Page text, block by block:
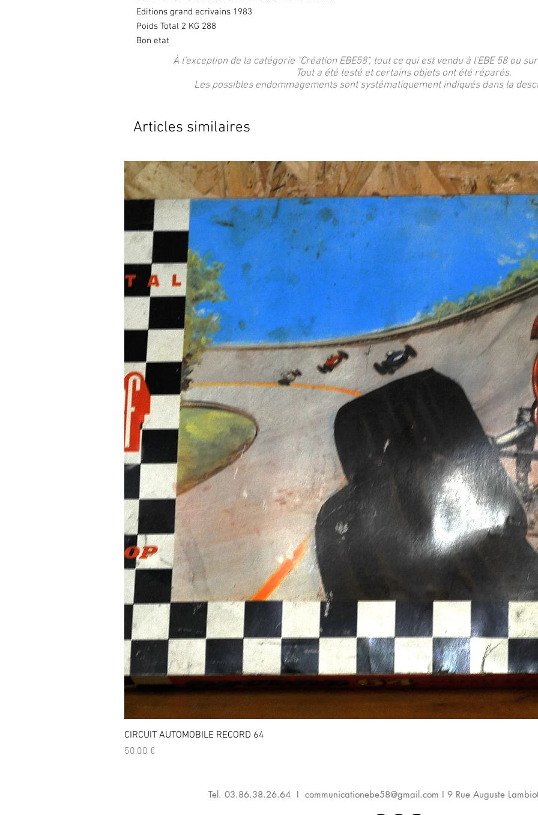
Editions grand ecrivains 1983
Poids Total 2 KG 288
Bon etat
À l'exception de la catégorie "Création EBE58", tout ce qui est vendu à l'EBE 58 ou
Tout a été testé et certains objets ont été réparés.
Les possibles endommagements sont systématiquement indiqués dans la
Articles similaires
CIRCUIT AUTOMOBILE RECORD 64
Prix
50,00 €
Tel. 03.86.38.26.64 I communicationebe58@gmail.com I 9 Rue Auguste